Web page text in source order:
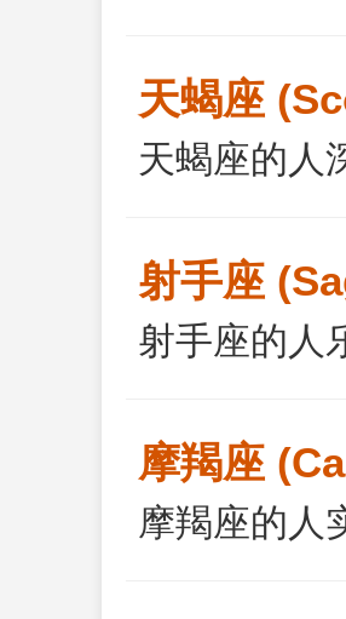
天蝎座
天蝎座的人
射手座
射手座的人
摩羯座
摩羯座的人